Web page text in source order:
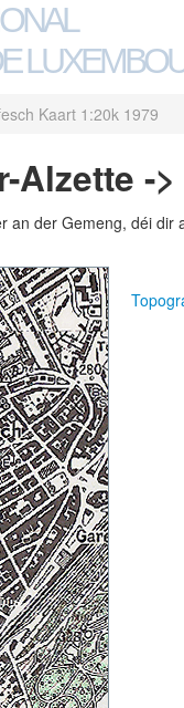
Kaart 1:20k 1979
Alzette -
an der Gemeng, déi